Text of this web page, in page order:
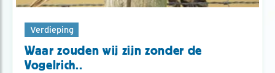
Verdieping
Waar zouden wij zijn zonder de
Vogelrich..